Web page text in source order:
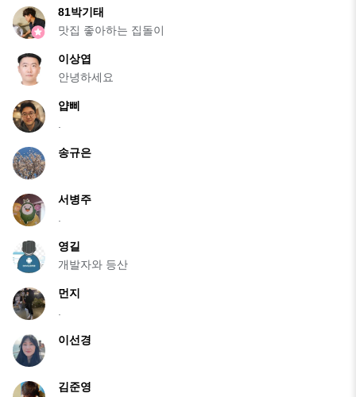
81박기태
맛집 좋아하는 집돌이
이상엽
안녕하세요
얍삐
송규은
서병주
영길
개발자와 등산
먼지
이선경
김준영